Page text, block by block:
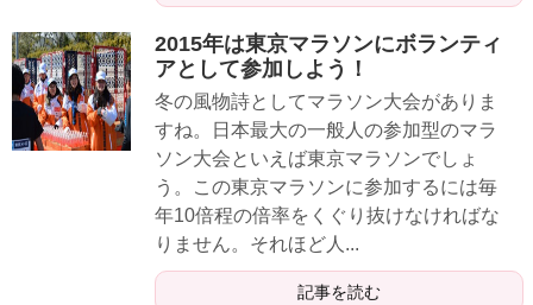
2015年は東京マラソンにボランティ
アとして参加しよう！
冬の風物詩としてマラソン大会がありま
すね。日本最大の一般人の参加型のマラ
ソン大会といえば東京マラソンでしょ
う。この東京マラソンに参加するには毎
年10倍程の倍率をくぐり抜けなければな
りません。それほど人...
記事を読む